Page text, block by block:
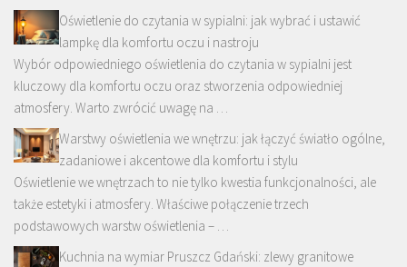
Oświetlenie do czytania w sypialni: jak wybrać i ustawić
lampkę dla komfortu oczu i nastroju
Wybór odpowiedniego oświetlenia do czytania w sypialni jest
kluczowy dla komfortu oczu oraz stworzenia odpowiedniej
atmosfery. Warto zwrócić uwagę na …
Warstwy oświetlenia we wnętrzu: jak łączyć światło ogólne,
zadaniowe i akcentowe dla komfortu i stylu
Oświetlenie we wnętrzach to nie tylko kwestia funkcjonalności, ale
także estetyki i atmosfery. Właściwe połączenie trzech
podstawowych warstw oświetlenia – …
Kuchnia na wymiar Pruszcz Gdański: zlewy granitowe